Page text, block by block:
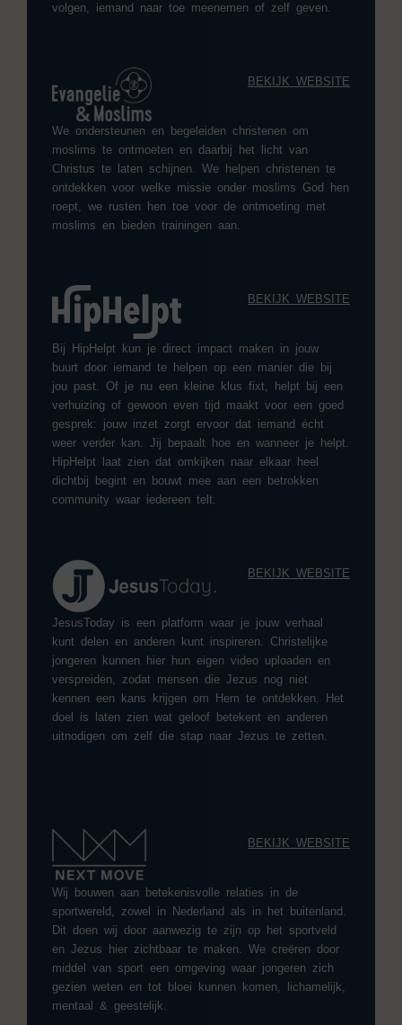
volgen, iemand naar toe meenemen of zelf geven.
BEKIJK WEBSITE
We ondersteunen en begeleiden christenen om
moslims te ontmoeten en daarbij het licht van
Christus te laten schijnen. We helpen christenen te
ontdekken voor welke missie onder moslims God hen
roept, we rusten hen toe voor de ontmoeting met
moslims en bieden trainingen aan.
BEKIJK WEBSITE
Bij HipHelpt kun je direct impact maken in jouw
buurt door iemand te helpen op een manier die bij
jou past. Of je nu een kleine klus fixt, helpt bij een
verhuizing of gewoon even tijd maakt voor een goed
gesprek: jouw inzet zorgt ervoor dat iemand écht
weer verder kan. Jij bepaalt hoe en wanneer je helpt.
HipHelpt laat zien dat omkijken naar elkaar heel
dichtbij begint en bouwt mee aan een betrokken
community waar iedereen telt.
BEKIJK WEBSITE
JesusToday is een platform waar je jouw verhaal
kunt delen en anderen kunt inspireren. Christelijke
jongeren kunnen hier hun eigen video uploaden en
verspreiden, zodat mensen die Jezus nog niet
kennen een kans krijgen om Hem te ontdekken. Het
doel is laten zien wat geloof betekent en anderen
uitnodigen om zelf die stap naar Jezus te zetten.
BEKIJK WEBSITE
Wij bouwen aan betekenisvolle relaties in de
sportwereld, zowel in Nederland als in het buitenland.
Dit doen wij door aanwezig te zijn op het sportveld
en Jezus hier zichtbaar te maken. We creëren door
middel van sport een omgeving waar jongeren zich
gezien weten en tot bloei kunnen komen, lichamelijk,
mentaal & geestelijk.